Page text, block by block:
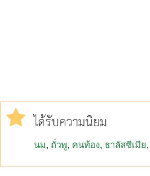
ได้รับความนิยม
นม ถั่วพู คนท้อง ธาลัสซีเมีย